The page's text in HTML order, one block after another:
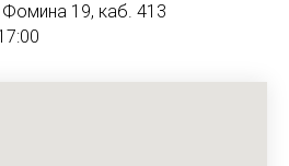
19, каб. 413